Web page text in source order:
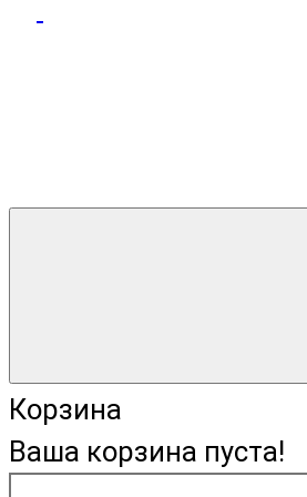
Корзина
Ваша корзина пуста!